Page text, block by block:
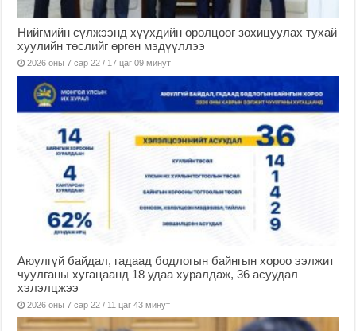
Нийгмийн сүлжээнд хүүхдийн оролцоог зохицуулах тухай
хуулийн төслийг өргөн мэдүүллээ
2026 оны 7 сар 22 / 17 цаг 09 минут
Аюулгүй байдал, гадаад бодлогын байнгын хороо ээлжит
чуулганы хугацаанд 18 удаа хуралдаж, 36 асуудал
хэлэлцжээ
2026 оны 7 сар 22 / 11 цаг 43 минут